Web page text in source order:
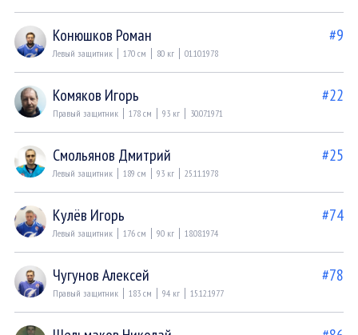
Конюшков Роман #9
Левый защитник 170 см 80 кг 01.10.1978
Комяков Игорь #22
Правый защитник 178 см 93 кг 30.07.1971
Смольянов Дмитрий #25
Левый защитник 189 см 93 кг 25.11.1978
Кулёв Игорь #74
Левый защитник 176 см 90 кг 18.08.1974
Чугунов Алексей #78
Правый защитник 183 см 94 кг 15.12.1977